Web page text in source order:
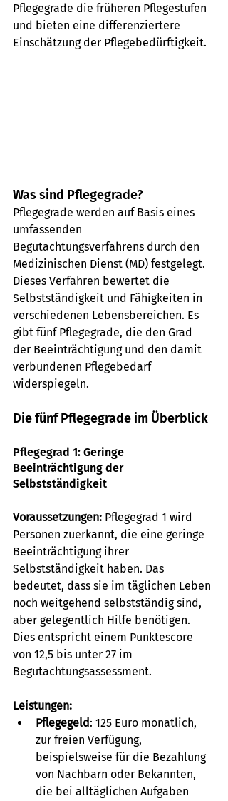
Pflegegrade die früheren Pflegestufen
und bieten eine differenziertere
Einschätzung der Pflegebedürftigkeit.
Was sind Pflegegrade?
Pflegegrade werden auf Basis eines
umfassenden
Begutachtungsverfahrens durch den
Medizinischen Dienst (MD) festgelegt.
Dieses Verfahren bewertet die
Selbstständigkeit und Fähigkeiten in
verschiedenen Lebensbereichen. Es
gibt fünf Pflegegrade, die den Grad
der Beeinträchtigung und den damit
verbundenen Pflegebedarf
widerspiegeln.
Die fünf Pflegegrade im Überblick
Pflegegrad 1: Geringe
Beeinträchtigung der
Selbstständigkeit
Voraussetzungen: Pflegegrad 1 wird
Personen zuerkannt, die eine geringe
Beeinträchtigung ihrer
Selbstständigkeit haben. Das
bedeutet, dass sie im täglichen Leben
noch weitgehend selbstständig sind,
aber gelegentlich Hilfe benötigen.
Dies entspricht einem Punktescore
von 12,5 bis unter 27 im
Begutachtungsassessment.
Leistungen:
Pflegegeld: 125 Euro monatlich,
zur freien Verfügung,
beispielsweise für die Bezahlung
von Nachbarn oder Bekannten,
die bei alltäglichen Aufgaben